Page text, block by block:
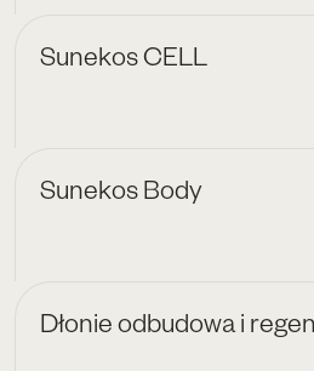
Sunekos CELL
Sunekos Body
Dłonie odbudowa i